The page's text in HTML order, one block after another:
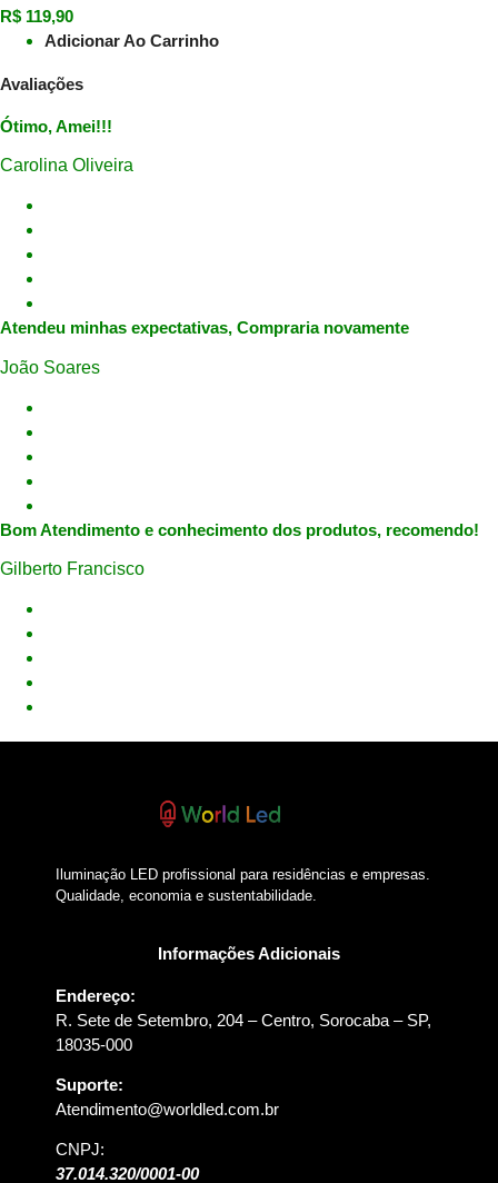
R$ 119,90
Adicionar Ao Carrinho
Avaliações
Ótimo, Amei!!!
Carolina Oliveira
Atendeu minhas expectativas, Compraria novamente
João Soares
Bom Atendimento e conhecimento dos produtos, recomendo!
Gilberto Francisco
Iluminação LED profissional para residências e empresas.
Qualidade, economia e sustentabilidade.
Informações Adicionais
Endereço:
R. Sete de Setembro, 204 – Centro, Sorocaba – SP,
18035-000
Suporte:
Atendimento@worldled.com.br
CNPJ:
37.014.320/0001-00